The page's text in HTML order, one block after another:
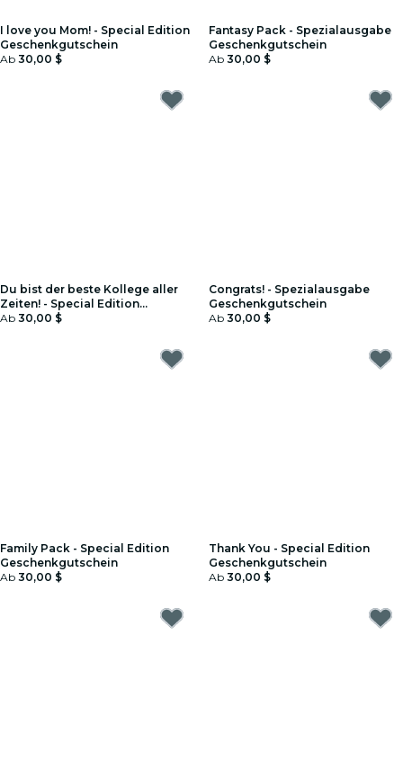
I love you Mom! - Special Edition
Geschenkgutschein
Ab 30,00 $
Fantasy Pack - Spezialausgabe
Geschenkgutschein
Ab 30,00 $
Du bist der beste Kollege aller
Zeiten! - Special Edition
Geschenkgutschein
Ab 30,00 $
Congrats! - Spezialausgabe
Geschenkgutschein
Ab 30,00 $
Family Pack - Special Edition
Geschenkgutschein
Ab 30,00 $
Thank You - Special Edition
Geschenkgutschein
Ab 30,00 $